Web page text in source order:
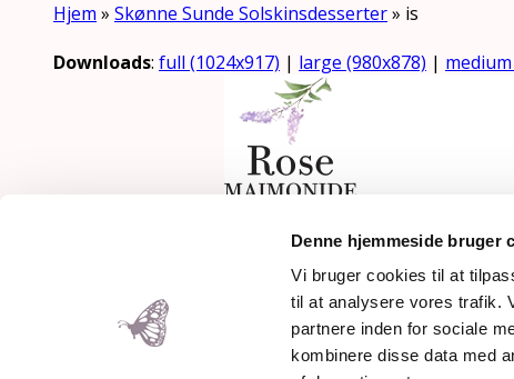
Denne hjemmeside bruger
Vi bruger cookies til at
til at analysere vores trafik.
partnere inden for sociale
kombinere disse data med
Hjem » Skønne Sunde Solskinsdesserter» is
Downloads: full (1024x917) | large (980x878) |
Mothering Guiding | CVR
Copyright 2026 – Rose